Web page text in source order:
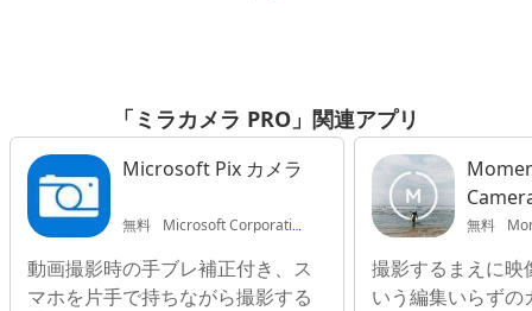
「ミラカメラ PRO」関連アプリ
Microsoft Pix カメラ
無料 Microsoft Corporation
動画撮影時の手ブレ補正付き、ス
マホを片手で持ちながら撮影する
無料
撮影するまえに映
いう編集いらずの